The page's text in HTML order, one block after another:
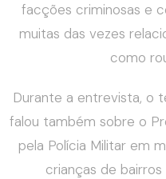
facções criminosas e
muitas das vezes
como
Durante a entrevista, o
falou também sobre o
pela Polícia Militar em
crianças de